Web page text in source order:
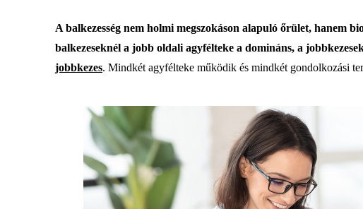
A balkezesség nem holmi megszokáson alapuló őrület, hanem
balkezeseknél a jobb oldali agyfélteke a domináns, a
jobbkezes. Mindkét agyfélteke működik és mindkét gondolkozási